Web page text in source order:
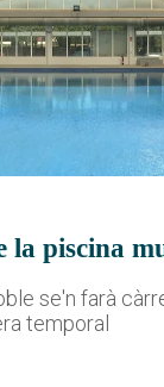
la piscina
se'n farà
temporal